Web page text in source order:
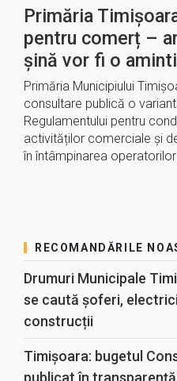
Primăria
pentru comerț –
șină vor fi o
Primăria Municipiului
consultare publică o
Regulamentului pentru
activităților comerciale și
în întâmpinarea
RECOMANDĂRILE
Drumuri Municipale
se caută șoferi,
construcții
Timișoara: bugetul
publicat în